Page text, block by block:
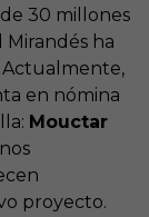
30 millones
Mirandés ha
Actualmente,
en nómina
Mouctar
proyecto.